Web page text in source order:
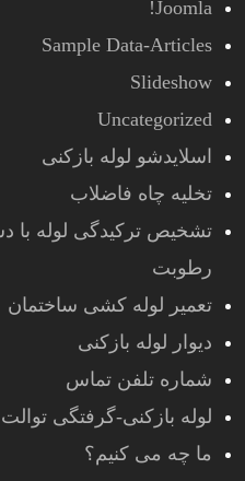
Joomla!
Sample Data-Articles
Slideshow
Uncategorized
اسلایدشو لوله بازکنی
تخلیه چاه فاضلاب
تشخیص ترکیدگی لوله با
رطوبت
تعمیر لوله کشی ساختمان
دیوار لوله بازکنی
شماره تلفن تماس
لوله بازکنی-گرفتگی توالت
ما چه می کنیم؟